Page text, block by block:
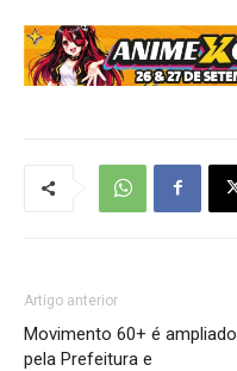
Artigo anterior
Movimento 60+ é ampliado
pela Prefeitura e